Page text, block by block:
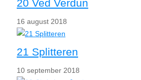
20 Ved Verdun
16 august 2018
21 Splitteren
10 september 2018